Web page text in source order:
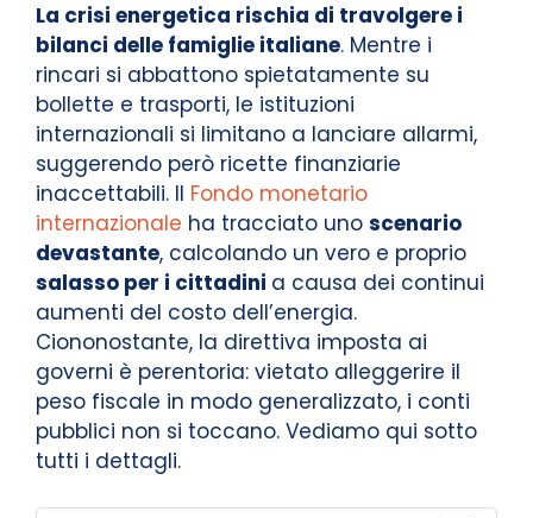
La crisi energetica rischia di travolgere i
bilanci delle famiglie italiane. Mentre i
rincari si abbattono spietatamente su
bollette e trasporti, le istituzioni
internazionali si limitano a lanciare allarmi,
suggerendo però ricette finanziarie
inaccettabili. Il Fondo monetario
internazionale ha tracciato uno scenario
devastante, calcolando un vero e proprio
salasso per i cittadini a causa dei continui
aumenti del costo dell’energia.
Ciononostante, la direttiva imposta ai
governi è perentoria: vietato alleggerire il
peso fiscale in modo generalizzato, i conti
pubblici non si toccano. Vediamo qui sotto
tutti i dettagli.